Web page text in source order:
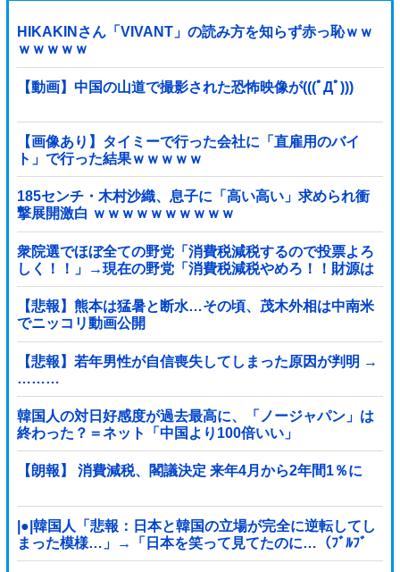
HIKAKINさん「VIVANT」の読み方を知らず赤っ恥ｗｗ
ｗｗｗｗｗ
【動画】中国の山道で撮影された恐怖映像が(((ﾟДﾟ)))
【画像あり】タイミーで行った会社に「直雇用のバイ
ト」で行った結果ｗｗｗｗｗ
185センチ・木村沙織、息子に「高い高い」求められ衝
撃展開激白 ｗｗｗｗｗｗｗｗｗｗ
衆院選でほぼ全ての野党「消費税減税するので投票よろ
しく！！」→現在の野党「消費税減税やめろ！！財源は
どうするんだ！！」他
【悲報】熊本は猛暑と断水…その頃、茂木外相は中南米
でニッコリ動画公開
【悲報】若年男性が自信喪失してしまった原因が判明 →
………
韓国人の対日好感度が過去最高に、「ノージャパン」は
終わった？＝ネット「中国より100倍いい」
【朗報】 消費減税、閣議決定 来年4月から2年間1％に
|●|韓国人「悲報：日本と韓国の立場が完全に逆転してし
まった模様…」→「日本を笑って見てたのに…（ﾌﾞﾙﾌﾞ
ﾙ」＝韓国の反応